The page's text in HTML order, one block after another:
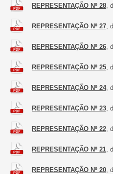
REPRESENTAÇÃO Nº 28,
REPRESENTAÇÃO Nº 27,
REPRESENTAÇÃO Nº 26,
REPRESENTAÇÃO Nº 25,
REPRESENTAÇÃO Nº 24,
REPRESENTAÇÃO Nº 23,
REPRESENTAÇÃO Nº 22,
REPRESENTAÇÃO Nº 21,
REPRESENTAÇÃO Nº 20,